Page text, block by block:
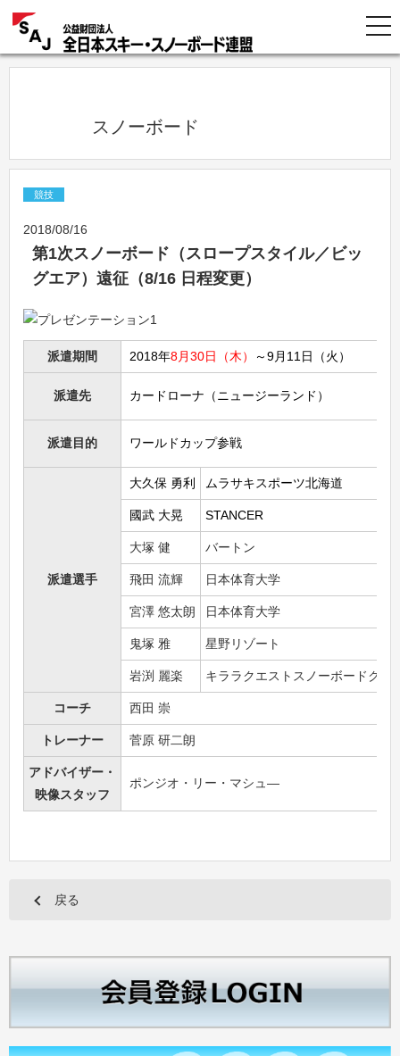
            スノーボード
競技
2018/08/16
第1次スノーボード（スロープスタイル／ビッ
グエア）遠征（8/16 日程変更）
派遣期間 2018年8月30日（木） ～9月11日（火）
派遣先 カードローナ（ニュージーランド）
派遣目的 ワールドカップ参戦
派遣選手
大久保 勇利 ムラサキスポーツ北海道
國武 大晃 STANCER
大塚 健 バートン
飛田 流輝 日本体育大学
宮澤 悠太朗 日本体育大学
鬼塚 雅 星野リゾート
岩渕 麗楽 キララクエストスノーボードクラ
コーチ 西田 崇
トレーナー 菅原 研二朗
アドバイザー・
映像スタッフ
ポンジオ・リー・マシュ―
戻る